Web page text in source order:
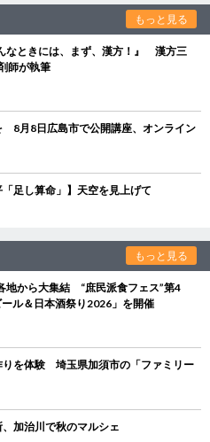
もっと見る
なときには、まず、漢方！』 漢方三
師が執筆
8月8日広島市で公開講座、オンライン
足し算命」】天空を見上げて
もっと見る
地から大集結 “庶民派食フェス”第4
ル＆日本酒祭り2026」を開催
りを体験 埼玉県加須市の「ファミリー
加治川で秋のマルシェ